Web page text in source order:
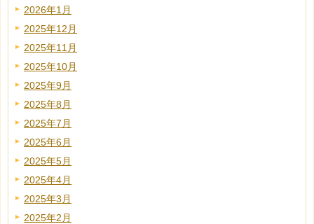
2026年1月
2025年12月
2025年11月
2025年10月
2025年9月
2025年8月
2025年7月
2025年6月
2025年5月
2025年4月
2025年3月
2025年2月